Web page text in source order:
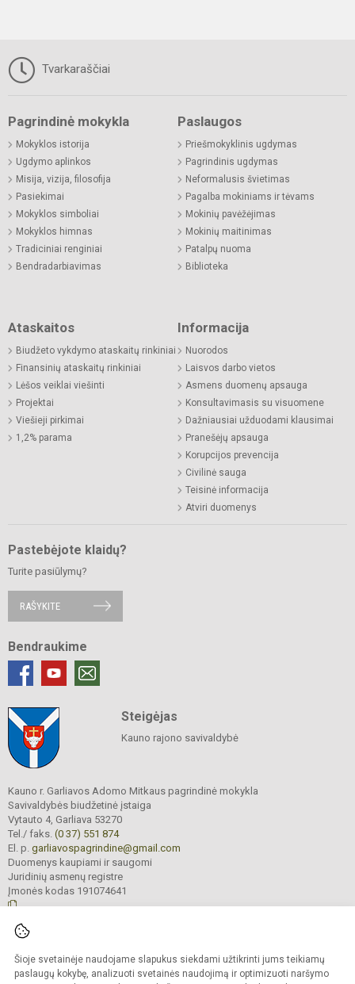
Šioje svetainėje naudojame slapukus siekdami užtikrinti jums teikiamų
paslaugų kokybę, analizuoti svetainės naudojimą ir optimizuoti naršymo
Tvarkaraščiai
Pagrindinė mokykla
Mokyklos istorija
Ugdymo aplinkos
Misija, vizija, filosofija
Pasiekimai
Mokyklos simboliai
Mokyklos himnas
Tradiciniai renginiai
Bendradarbiavimas
Paslaugos
Priešmokyklinis ugdymas
Pagrindinis ugdymas
Neformalusis švietimas
Pagalba mokiniams ir tėvams
Mokinių pavėžėjimas
Mokinių maitinimas
Patalpų nuoma
Biblioteka
Ataskaitos
Biudžeto vykdymo ataskaitų rinkiniai
Finansinių ataskaitų rinkiniai
Lėšos veiklai viešinti
Projektai
Viešieji pirkimai
1,2% parama
Informacija
Nuorodos
Laisvos darbo vietos
Asmens duomenų apsauga
Konsultavimasis su visuomene
Dažniausiai užduodami klausimai
Pranešėjų apsauga
Korupcijos prevencija
Civilinė sauga
Teisinė informacija
Atviri duomenys
Pastebėjote klaidų?
Turite pasiūlymų?
RAŠYKITE
Bendraukime
Steigėjas
Kauno rajono savivaldybė
Kauno r. Garliavos Adomo Mitkaus pagrindinė mokykla
Savivaldybės biudžetinė įstaiga
Vytauto 4, Garliava 53270
Tel./ faks. (0 37) 551 874
El. p. garliavospagrindine@gmail.com
Duomenys kaupiami ir saugomi
Juridinių asmenų registre
Įmonės kodas 191074641
saugomos.
Kopijuoti turinį be raštiško įstaigos administracijos sutikimo griežtai draudžiama